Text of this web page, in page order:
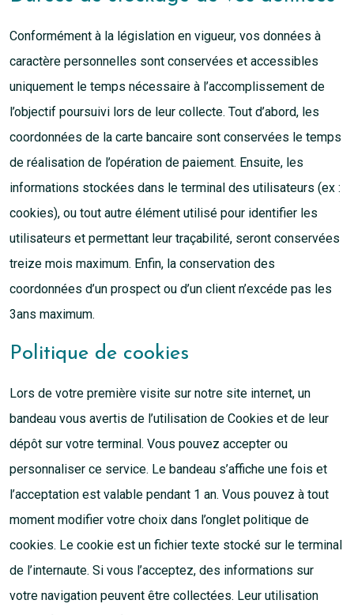
Conformément à la législation en vigueur, vos données à
caractère personnelles sont conservées et accessibles
uniquement le temps nécessaire à l’accomplissement de
l’objectif poursuivi lors de leur collecte. Tout d’abord, les
coordonnées de la carte bancaire sont conservées le temps
de réalisation de l’opération de paiement. Ensuite, les
informations stockées dans le terminal des utilisateurs (ex :
cookies), ou tout autre élément utilisé pour identifier les
utilisateurs et permettant leur traçabilité, seront conservées
treize mois maximum. Enfin, la conservation des
coordonnées d’un prospect ou d’un client n’excéde pas les
3ans maximum.
Politique de cookies
Lors de votre première visite sur notre site internet, un
bandeau vous avertis de l’utilisation de Cookies et de leur
dépôt sur votre terminal. Vous pouvez accepter ou
personnaliser ce service. Le bandeau s’affiche une fois et
l’acceptation est valable pendant 1 an. Vous pouvez à tout
moment modifier votre choix dans l’onglet politique de
cookies. Le cookie est un fichier texte stocké sur le terminal
de l’internaute. Si vous l’acceptez, des informations sur
votre navigation peuvent être collectées. Leur utilisation